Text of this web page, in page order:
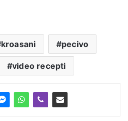
kroasani pecivo
video recepti